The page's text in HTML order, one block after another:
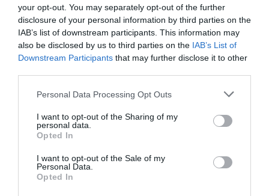
your opt-out. You may separately opt-out of the further
disclosure of your personal information by third parties on the
IAB’s list of downstream participants. This information may
also be disclosed by us to third parties on the IAB’s List of
Downstream Participants that may further disclose it to other
Please note that this website/app uses one or more Google
not limited to your visit or usage behaviour. You may click to
grant or deny consent to Google and its third-party tags to
use your data for below specified purposes in below Google
consent section.
Personal Data Processing Opt Outs
I want to opt-out of the Sharing of my
personal data.
Opted In
I want to opt-out of the Sale of my
Personal Data.
Opted In
Ράγισαν καρδιές στην Εύβοια: Το
τελευταίο «αντίο» στον 36χρονο
επιχειρηματία
07.08.2026 | 19:10
07.08.2026 | 19:00
Αυτός ο δήμος της Εύβοιας πάει
ανεμογεννήτριες
07.08.2026 | 18:40